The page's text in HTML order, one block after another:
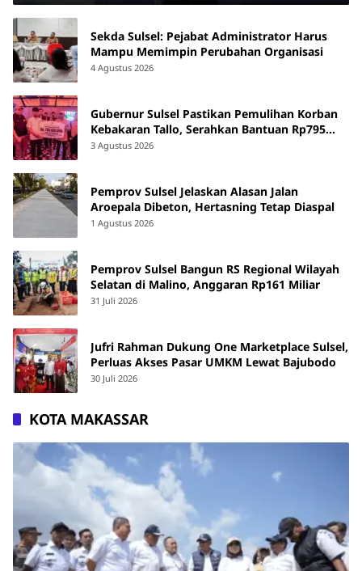
Sekda Sulsel: Pejabat Administrator Harus
Mampu Memimpin Perubahan Organisasi
4 Agustus 2026
Gubernur Sulsel Pastikan Pemulihan Korban
Kebakaran Tallo, Serahkan Bantuan Rp795
Juta
3 Agustus 2026
Pemprov Sulsel Jelaskan Alasan Jalan
Aroepala Dibeton, Hertasning Tetap Diaspal
1 Agustus 2026
Pemprov Sulsel Bangun RS Regional Wilayah
Selatan di Malino, Anggaran Rp161 Miliar
31 Juli 2026
Jufri Rahman Dukung One Marketplace Sulsel,
Perluas Akses Pasar UMKM Lewat Bajubodo
30 Juli 2026
KOTA MAKASSAR